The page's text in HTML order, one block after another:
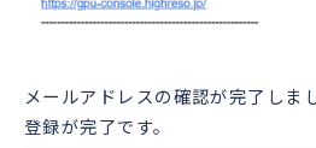
メールアドレスの確認が完了しま
登録が完了です。